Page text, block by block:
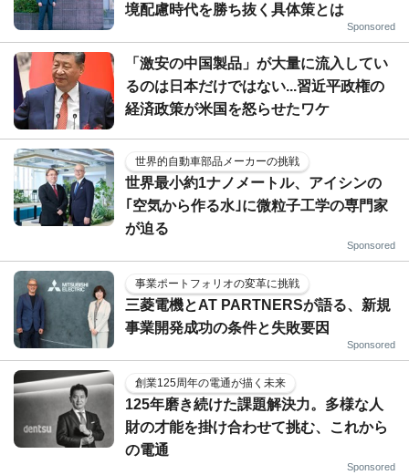
境配慮時代を勝ち抜く具体策とは
Sponsored
「激安の中国製品」が大量に流入してい
るのは日本だけではない...習近平政権の
経済政策が米国を怒らせたワケ
世界的自動車部品メーカーの挑戦
世界最小約1ナノメートル、アイシンの
｢空気から作る水｣に微粒子工学の専門家
が迫る
Sponsored
事業ポートフォリオの変革に挑戦
三菱電機とAT PARTNERSが語る、新規
事業開発成功の条件と失敗要因
Sponsored
創業125周年の電通が描く未来
125年磨き続けた課題解決力。多様な人
財の才能を掛け合わせて挑む、これから
の電通
Sponsored